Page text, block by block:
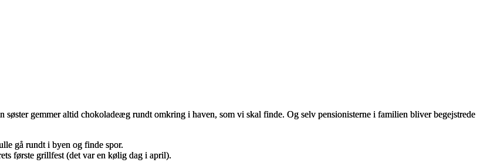
gemmer altid chokoladeæg rundt omkring i haven, som vi skal finde. Og selv pensionisterne i familien bliver begejstrede
gå rundt i byen og finde spor.
første grillfest (det var en kølig dag i april).